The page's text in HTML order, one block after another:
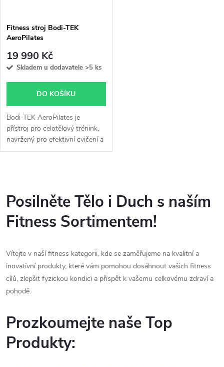
p
r
o
d
u
ů
s
p
r
d
u
t
ů
Fitness stroj Bodi-TEK
AeroPilates
19 990 Kč
Skladem u dodavatele >5 ks
DO KOŠÍKU
Bodi-TEK AeroPilates je
přístroj pro celotělový trénink,
navržený pro efektivní cvičení a
posilování těla pomocí principů
v
l
d
a
c
í
p
Posilněte Tělo i Duch s naším
Fitness Sortimentem!
Vítejte v naší fitness kategorii, kde se zaměřujeme na kvalitní a
inovativní produkty, které vám pomohou dosáhnout vašich fitness
cílů, zlepšit fyzickou kondici a přispět k vašemu celkovému zdraví a
pohodě.
Prozkoumejte naše Top
Produkty: